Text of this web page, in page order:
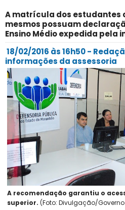
A matrícula dos estudantes
mesmos possuam
Ensino Médio expedida pela
18/02/2016 às 16h50 -
informações da assessoria
A recomendação garantiu o
superior. (Foto: Divulgação/Governo